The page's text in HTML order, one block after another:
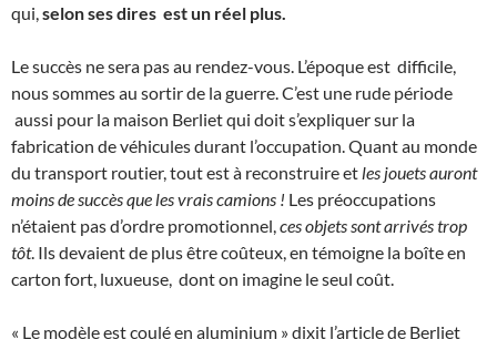
qui, selon ses dires est un réel plus.
Le succès ne sera pas au rendez-vous. L’époque est difficile,
nous sommes au sortir de la guerre. C’est une rude période
aussi pour la maison Berliet qui doit s’expliquer sur la
fabrication de véhicules durant l’occupation. Quant au monde
du transport routier, tout est à reconstruire et les jouets auront
moins de succès que les vrais camions ! Les préoccupations
n’étaient pas d’ordre promotionnel, ces objets sont arrivés trop
tôt. Ils devaient de plus être coûteux, en témoigne la boîte en
carton fort, luxueuse, dont on imagine le seul coût.
« Le modèle est coulé en aluminium » dixit l’article de Berliet